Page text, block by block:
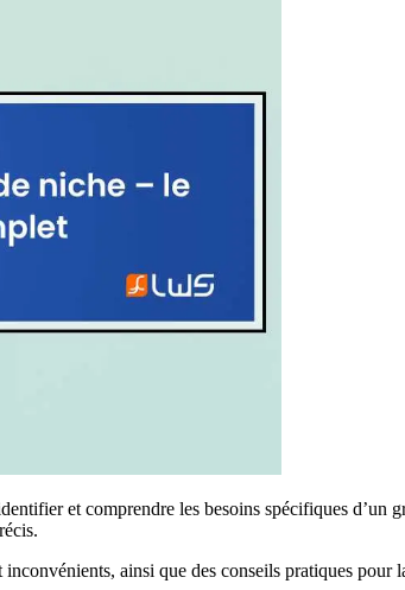
et comprendre les besoins spécifiques
ainsi que des conseils pratiques